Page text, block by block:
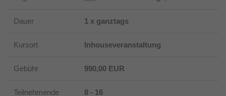
Dauer 1 x ganztags
Kursort Inhouseveranstaltung
Gebühr 990,00 EUR
Teilnehmende 8 - 16